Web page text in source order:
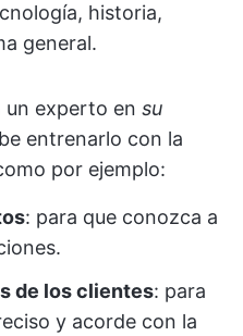
historia,
general.
un experto en su
entrenarlo con la
por ejemplo:
: para que conozca a
de los clientes: para
y acorde con la